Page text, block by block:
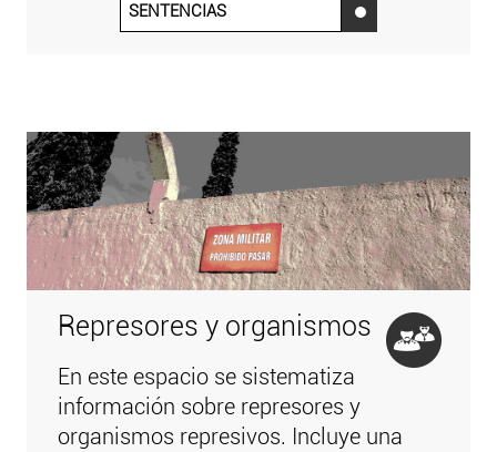
SENTENCIAS ‌
Represores y organismos
En este espacio se sistematiza
información sobre represores y
organismos represivos. Incluye una